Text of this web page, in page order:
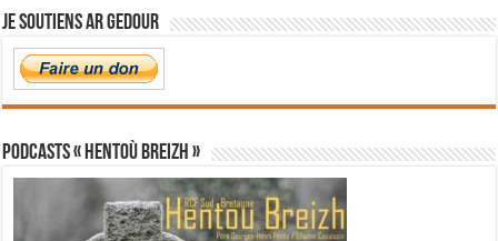
Je soutiens Ar Gedour
PODCASTS « Hentoù Breizh »